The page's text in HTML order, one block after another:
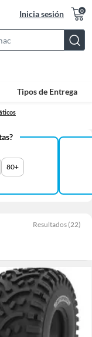
Inicia sesión 0
Bar
Tipos de Entrega
80+
Resultados (22)